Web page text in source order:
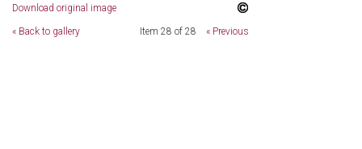
Download original image
« Back to gallery Item 28 of 28 « Previous